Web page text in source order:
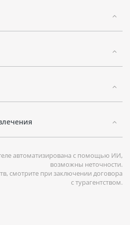
культурными
кристально чистым морем,
развлечениями на пляже.
своим гостям множество
атмосферой этого
автоматизирована с помощью ИИ,
возможны неточности.
смотрите при заключении договора
с турагентством.